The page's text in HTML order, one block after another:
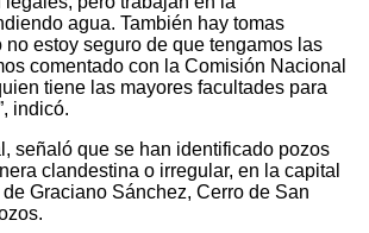
agua. También hay tomas
estoy seguro de que tengamos las
comentado con la Comisión Nacional
tiene las mayores facultades para
indicó.
señaló que se han identificado pozos
clandestina o irregular, en la capital
Graciano Sánchez, Cerro de San